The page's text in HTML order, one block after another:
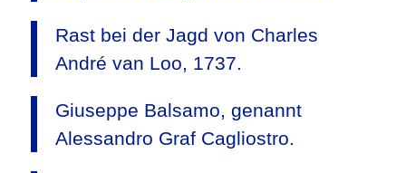
Rast bei der Jagd von Charles
André van Loo, 1737.
Giuseppe Balsamo, genannt
Alessandro Graf Cagliostro.